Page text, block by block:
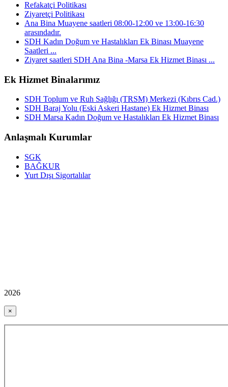
Refakatçi Politikası
Ziyaretçi Politikası
Ana Bina Muayene saatleri 08:00-12:00 ve 13:00-16:30
arasındadır.
SDH Kadın Doğum ve Hastalıkları Ek Binası Muayene
Saatleri ...
Ziyaret saatleri SDH Ana Bina -Marsa Ek Hizmet Binası ...
Ek Hizmet Binalarımız
SDH Toplum ve Ruh Sağlığı (TRSM) Merkezi (Kıbrıs Cad.)
SDH Baraj Yolu (Eski Askeri Hastane) Ek Hizmet Binası
SDH Marsa Kadın Doğum ve Hastalıkları Ek Hizmet Binası
Anlaşmalı Kurumlar
SGK
BAĞKUR
Yurt Dışı Sigortalılar
2026
×